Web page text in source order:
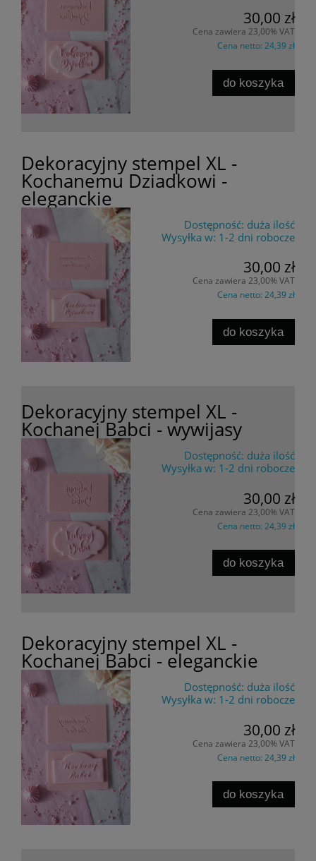
30,00 zł
Cena zawiera 23,00% VAT
Cena netto: 24,39 zł
do koszyka
Dekoracyjny stempel XL -
Kochanemu Dziadkowi -
eleganckie
Dostępność: duża ilość
Wysyłka w: 1-2 dni robocze
30,00 zł
Cena zawiera 23,00% VAT
Cena netto: 24,39 zł
do koszyka
Dekoracyjny stempel XL -
Kochanej Babci - wywijasy
Dostępność: duża ilość
Wysyłka w: 1-2 dni robocze
30,00 zł
Cena zawiera 23,00% VAT
Cena netto: 24,39 zł
do koszyka
Dekoracyjny stempel XL -
Kochanej Babci - eleganckie
Dostępność: duża ilość
Wysyłka w: 1-2 dni robocze
30,00 zł
Cena zawiera 23,00% VAT
Cena netto: 24,39 zł
do koszyka